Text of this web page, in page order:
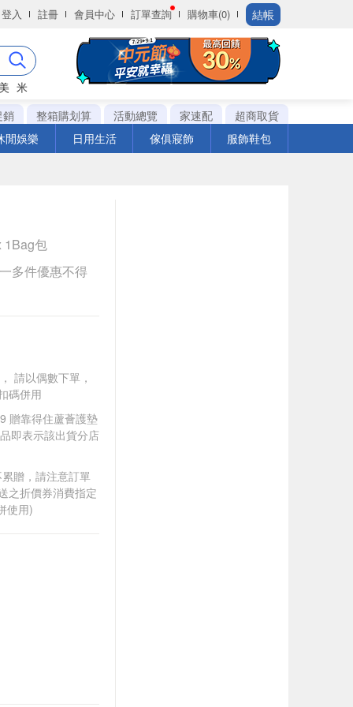
登入 註冊 會員中心 訂單查詢 購物車(0) 結帳
米
銷
整箱購划算 活動總覽 家速配
超商取貨
閒娛樂
日用生活 傢俱寢飾 服飾鞋包
1Bag包
多件優惠不得
請以偶數下單，
碼併用
贈靠得住蘆薈護墊
即表示該出貨分店
贈，請注意訂單
之折價券消費指定
使用)